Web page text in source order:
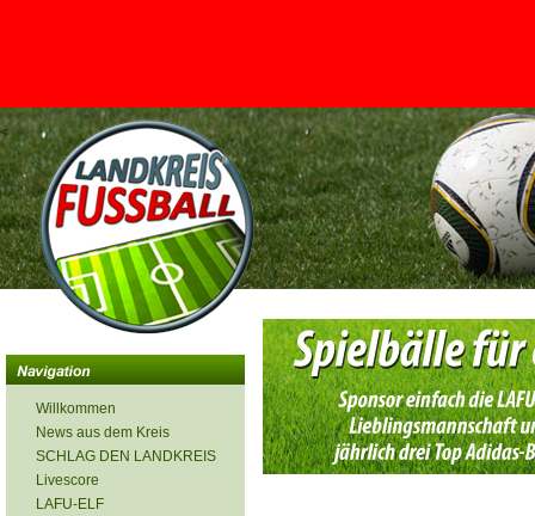
<
Willkommen
News aus dem Kreis
SCHLAG DEN LANDKREIS
Livescore
LAFU-ELF